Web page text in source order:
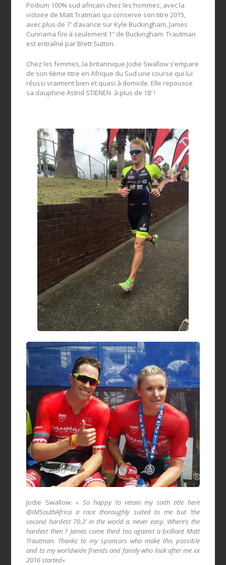
Podium 100% sud africain chez les hommes, avec la
victoire de Matt Tratman qui conserve son titre 2015,
avec plus de 7′ d’avance sur Kyle Buckingham, James
Cunnama fini à seulement 1″ de Buckingham. Trautman
est entraîné par Brett Sutton.
Chez les femmes, la britannique Jodie Swallow s’empare
de son 6ème titre en Afrique du Sud une course qui lui
réussi vraiment bien et quasi à domicile. Elle repousse
sa dauphine Astrid STIENEN à plus de 18′ !
Jodie Swallow:« So happy to retain my sixth title here
@IMSouthAfrica a race thoroughly suited to me but ‘the
second hardest 70.3’ in the world is never easy. Where’s the
hardest then ? James came third too against a brilliant Matt
Trautman. Thanks to my sponsors who make this possible
and to my worldwide friends and family who look after me xx
2016 started«